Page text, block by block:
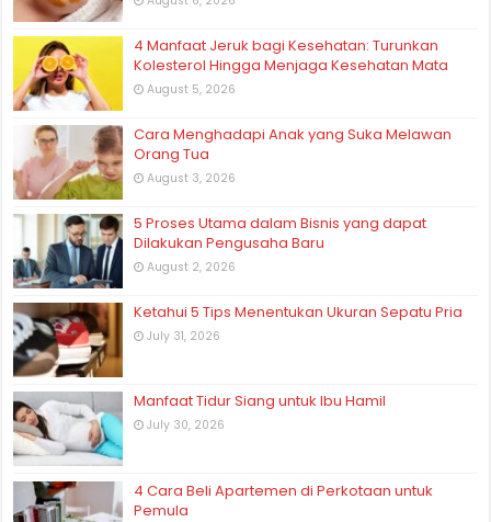
4 Manfaat Jeruk bagi Kesehatan: Turunkan
Kolesterol Hingga Menjaga Kesehatan Mata
August 5, 2026
Cara Menghadapi Anak yang Suka Melawan
Orang Tua
August 3, 2026
5 Proses Utama dalam Bisnis yang dapat
Dilakukan Pengusaha Baru
August 2, 2026
Ketahui 5 Tips Menentukan Ukuran Sepatu Pria
July 31, 2026
Manfaat Tidur Siang untuk Ibu Hamil
July 30, 2026
4 Cara Beli Apartemen di Perkotaan untuk
Pemula